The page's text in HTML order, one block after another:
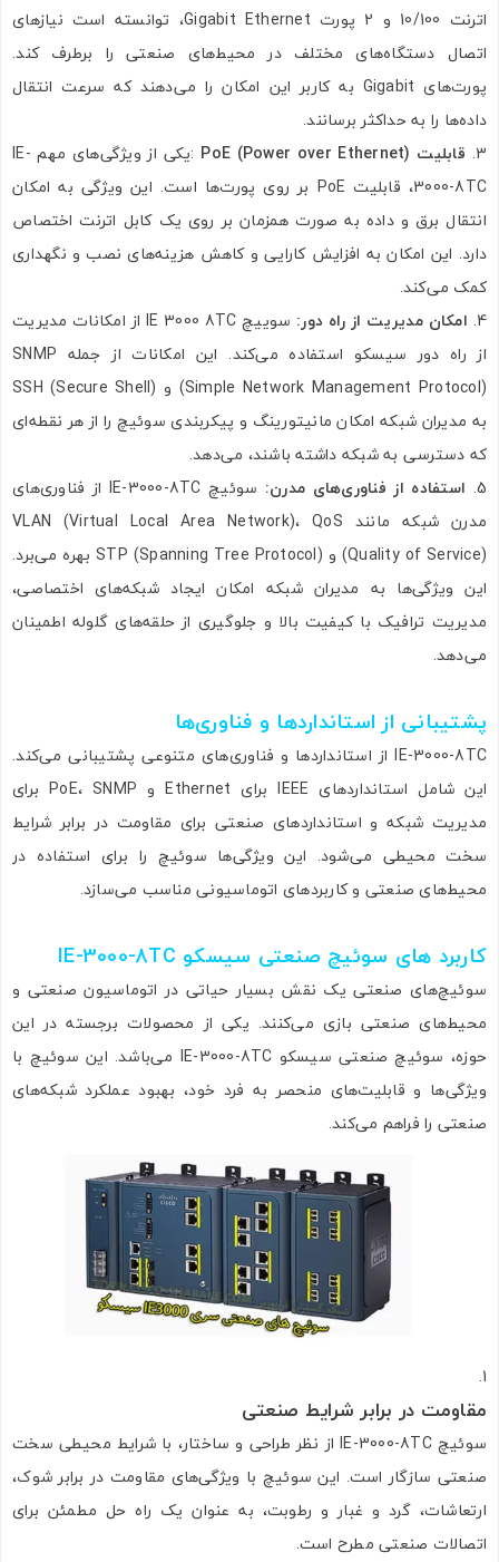
اترنت 10/100 و 2 پورت Gigabit Ethernet، توانسته است نیازهای
اتصال دستگاه‌های مختلف در محیط‌های صنعتی را برطرف کند.
پورت‌های Gigabit به کاربر این امکان را می‌دهند که سرعت انتقال
داده‌ها را به حداکثر برسانند.
قابلیت
:یکی از ویژگی‌های مهم IE-
3000-8TC، قابلیت PoE بر روی پورت‌ها است. این ویژگی به امکان
انتقال برق و داده به صورت همزمان بر روی یک کابل اترنت اختصاص
دارد. این امکان به افزایش کارایی و کاهش هزینه‌های نصب و نگهداری
کمک می‌کند.
امکان مدیریت از راه دور:
سوییچ IE 3000 8TC از امکانات مدیریت
از راه دور سیسکو استفاده می‌کند. این امکانات از جمله SNMP
(Simple Network Management Protocol) و SSH (Secure Shell)
به مدیران شبکه امکان مانیتورینگ و پیکربندی سوئیچ را از هر نقطه‌ای
که دسترسی به شبکه داشته باشند، می‌دهد.
استفاده از فناوری‌های مدرن:
سوئیچ IE-3000-8TC از فناوری‌های
مدرن شبکه مانند VLAN (Virtual Local Area Network)، QoS
(Quality of Service) و STP (Spanning Tree Protocol) بهره می‌برد.
این ویژگی‌ها به مدیران شبکه امکان ایجاد شبکه‌های اختصاصی،
مدیریت ترافیک با کیفیت بالا و جلوگیری از حلقه‌های گلوله اطمینان
می‌دهد.
پشتیبانی از استانداردها و فناوری‌ها
IE-3000-8TC از استانداردها و فناوری‌های متنوعی پشتیبانی می‌کند.
این شامل استانداردهای IEEE برای Ethernet و PoE، SNMP برای
مدیریت شبکه و استانداردهای صنعتی برای مقاومت در برابر شرایط
سخت محیطی می‌شود. این ویژگی‌ها سوئیچ را برای استفاده در
محیط‌های صنعتی و کاربردهای اتوماسیونی مناسب می‌سازد.
کاربرد های سوئیچ صنعتی سیسکو IE-3000-8TC
سوئیچ‌های صنعتی یک نقش بسیار حیاتی در اتوماسیون صنعتی و
محیط‌های صنعتی بازی می‌کنند. یکی از محصولات برجسته در این
حوزه، سوئیچ صنعتی سیسکو IE-3000-8TC می‌باشد. این سوئیچ با
ویژگی‌ها و قابلیت‌های منحصر به فرد خود، بهبود عملکرد شبکه‌های
صنعتی را فراهم می‌کند.
مقاومت در برابر شرایط صنعتی
سوئیچ IE-3000-8TC از نظر طراحی و ساختار، با شرایط محیطی سخت
صنعتی سازگار است. این سوئیچ با ویژگی‌های مقاومت در برابر شوک،
ارتعاشات، گرد و غبار و رطوبت، به عنوان یک راه حل مطمئن برای
اتصالات صنعتی مطرح است.